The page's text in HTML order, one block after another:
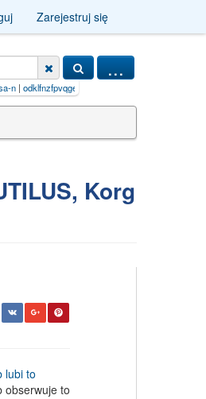
Zarejestruj się
...
n|cgxgnwsputzfpn-huucewrrsa-n (r e
Korg
lubi to
obserwuje to